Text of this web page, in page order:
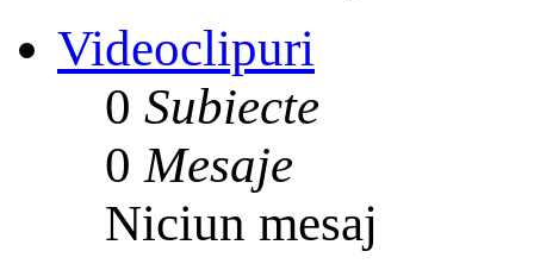
Videoclipuri
0 Subiecte
0 Mesaje
Niciun mesaj